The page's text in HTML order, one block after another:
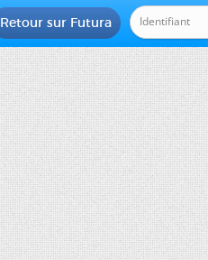
Retour sur Futura